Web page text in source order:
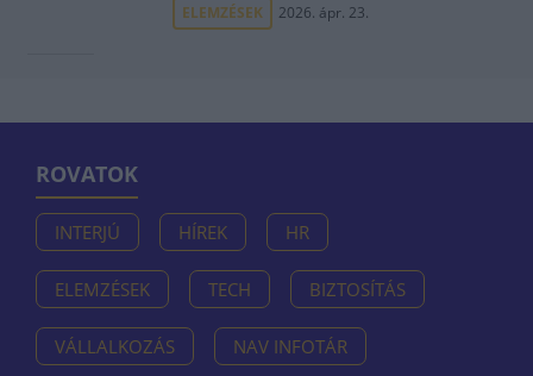
ELEMZÉSEK 2026. ápr. 23.
ROVATOK
INTERJÚ HÍREK HR
ELEMZÉSEK TECH BIZTOSÍTÁS
VÁLLALKOZÁS NAV INFOTÁR